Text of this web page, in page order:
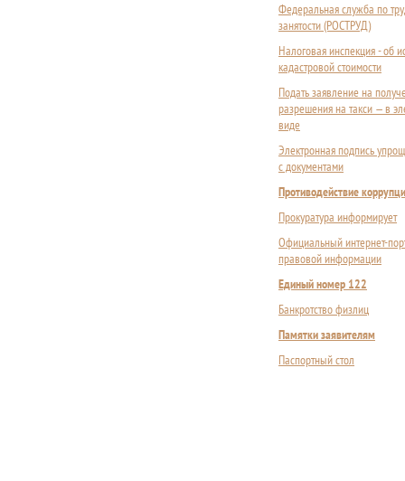
Федеральная служба по
занятости (РОСТРУД)
Налоговая инспекция - об
кадастровой стоимости
Подать заявление на
разрешения на такси — в
виде
Электронная подпись
с документами
Противодействие
Прокуратура информирует
Официальный интернет-
правовой информации
Единый номер 122
Банкротство физлиц
Памятки заявителям
Паспортный стол